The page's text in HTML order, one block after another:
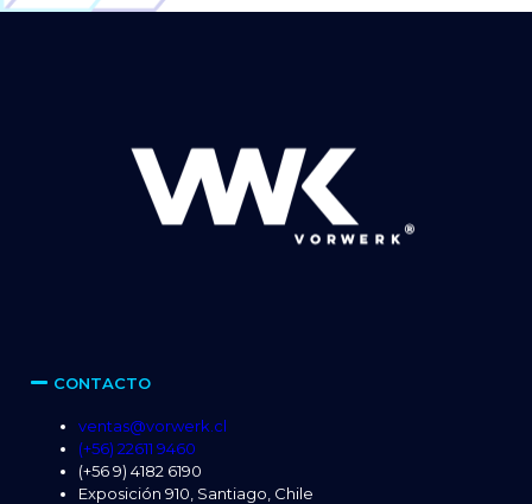
Alternative:
CONTACTO
ventas@vorwerk.cl
(+56) 22611 9460
(+56 9) 4182 6190
Exposición 910, Santiago, Chile